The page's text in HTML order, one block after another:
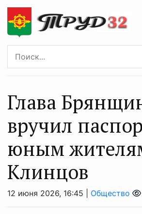
Глава
вручил
юным
Клинцов
12 июня 2026, 16:45 | Общество